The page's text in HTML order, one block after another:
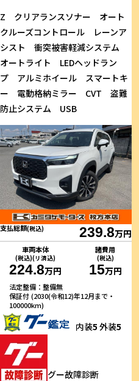
Z クリアランスソナー オート
クルーズコントロール レーンア
シスト 衝突被害軽減システム
オートライト LEDヘッドラン
プ アルミホイール スマートキ
ー 電動格納ミラー CVT 盗難
防止システム USB
支払総額(税込) 239.8万円
車両本体
(税込)(リ済込)
224.8万円
諸費用
(税込)
15万円
法定整備：整備無
保証付 (2030(令和12)年12月まで・
100000km)
内装5 外装5
グー故障診断